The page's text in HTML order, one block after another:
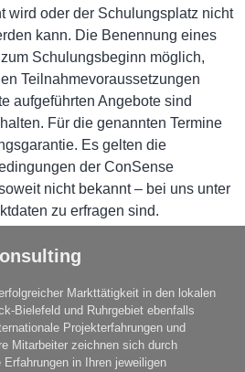
wird oder der Schulungsplatz nicht
kann. Die Benennung eines
Schulungsbeginn möglich,
Teilnahmevoraussetzungen
aufgeführten Angebote sind
Für die genannten Termine
Es gelten die
der ConSense
nicht bekannt – bei uns unter
zu erfragen sind.
Markttätigkeit in den lokalen
Bielefeld und Ruhrgebiet ebenfalls
Projekterfahrungen und
Mitarbeiter zeichnen sich durch
Erfahrungen in Ihren jeweiligen